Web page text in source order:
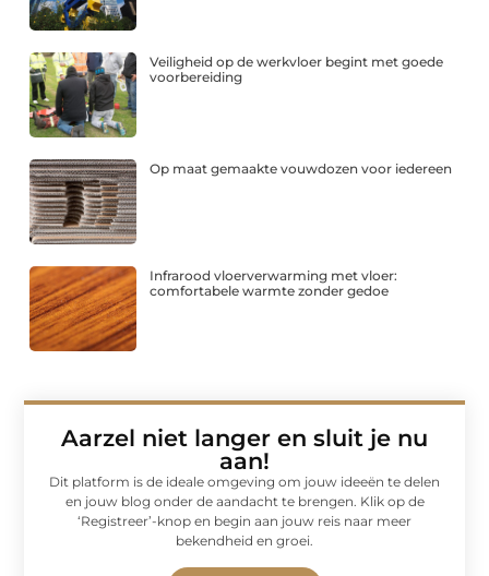
Veiligheid op de werkvloer begint met goede
voorbereiding
Op maat gemaakte vouwdozen voor iedereen
Infrarood vloerverwarming met vloer:
comfortabele warmte zonder gedoe
Aarzel niet langer en sluit je nu
aan!
Dit platform is de ideale omgeving om jouw ideeën te delen
en jouw blog onder de aandacht te brengen. Klik op de
‘Registreer’-knop en begin aan jouw reis naar meer
bekendheid en groei.